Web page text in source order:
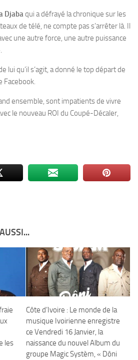
Djabaqui a défrayé la chronique sur les
de télé, ne compte pas s’arrêter là. Il
une autre force, une autre puissance
.
lui qu’il s’agit, a donné le top départ de
Facebook.
ensemble, sont impatients de vivre
le nouveau ROI du Coupé-Décaler,
les
Côte d’Ivoire : Le monde de la
musique Ivoirienne enregistre
ce Vendredi 16 Janvier, la
naissance du nouvel Album du
groupe Magic Systèm, « Dôni